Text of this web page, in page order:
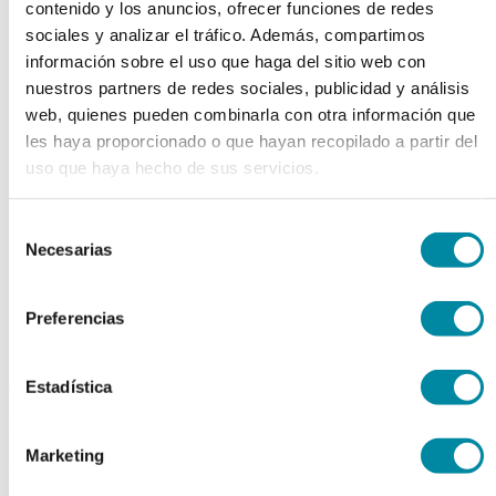
contenido y los anuncios, ofrecer funciones de redes
sociales y analizar el tráfico. Además, compartimos
información sobre el uso que haga del sitio web con
nuestros partners de redes sociales, publicidad y análisis
web, quienes pueden combinarla con otra información que
les haya proporcionado o que hayan recopilado a partir del
uso que haya hecho de sus servicios.
Necesarias
Preferencias
Estadística
Marketing
chevron_right
adquiriendo este producto
POLIETILENGLICOL 4000